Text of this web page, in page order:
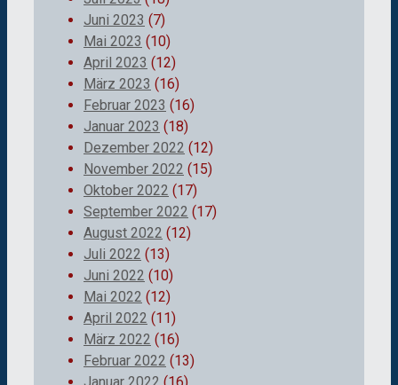
Juni 2023 (7)
Mai 2023 (10)
April 2023 (12)
März 2023 (16)
Februar 2023 (16)
Januar 2023 (18)
Dezember 2022 (12)
November 2022 (15)
Oktober 2022 (17)
September 2022 (17)
August 2022 (12)
Juli 2022 (13)
Juni 2022 (10)
Mai 2022 (12)
April 2022 (11)
März 2022 (16)
Februar 2022 (13)
Januar 2022 (16)